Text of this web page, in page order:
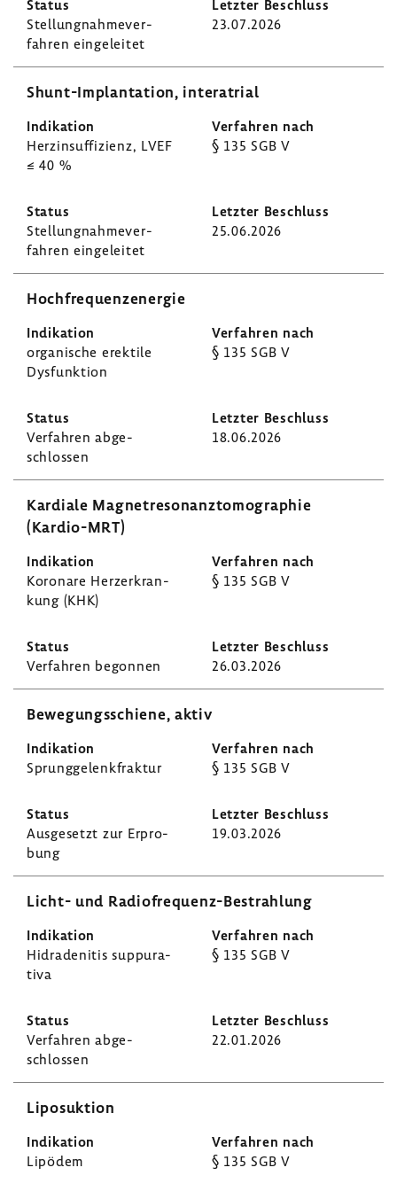
Stel­lung­nah­me­ver­
fahren einge­leitet
23.07.2026
Shunt-​Implantation, inte­ra­trial
Herz­in­suf­fi­zienz, LVEF
≤ 40 %
§ 135 SGB V
Stel­lung­nah­me­ver­
fahren einge­leitet
25.06.2026
Hoch­fre­quenz­energie
orga­ni­sche erek­tile
Dysfunk­tion
§ 135 SGB V
Verfahren abge­
schlossen
18.06.2026
Kardiale Magnet­re­so­nanz­to­mo­gra­phie
(Kardio-​MRT)
Koro­nare Herz­er­kran­
kung (KHK)
§ 135 SGB V
Verfahren begonnen 26.03.2026
Bewe­gungs­schiene, aktiv
Sprung­ge­lenk­fraktur § 135 SGB V
Ausge­setzt zur Erpro­
bung
19.03.2026
Licht- und Radiofrequenz-​Bestrahlung
Hidra­de­nitis suppu­ra­
tiva
§ 135 SGB V
Verfahren abge­
schlossen
22.01.2026
Lipo­suk­tion
Lipödem § 135 SGB V